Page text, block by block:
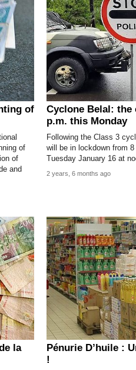
of
of
of
and
Cyclone Belal:
p.m. this Monday
Following the Class 3
will be in lockdown from
Tuesday January 16 at
2 years, 6 months ago
la
Pénurie D’huile :
!